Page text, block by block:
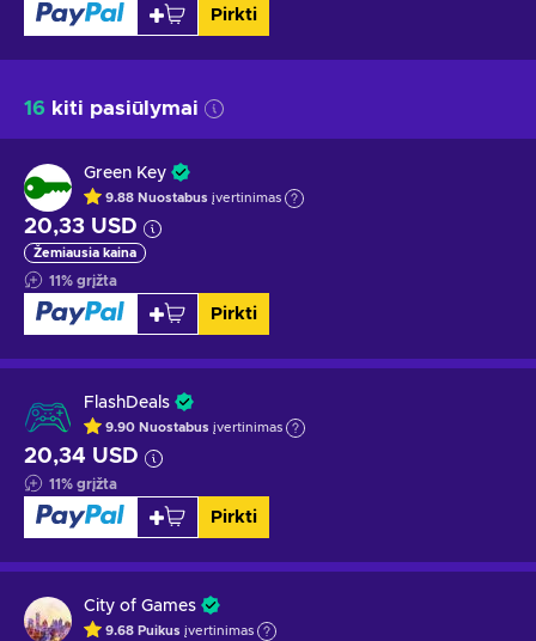
Pirkti
16 kiti pasiūlymai
Green Key
9.88 Nuostabus įvertinimas
20,33 USD
Žemiausia kaina
11% grįžta
Pirkti
FlashDeals
9.90 Nuostabus įvertinimas
20,34 USD
11% grįžta
Pirkti
City of Games
9.68 Puikus įvertinimas